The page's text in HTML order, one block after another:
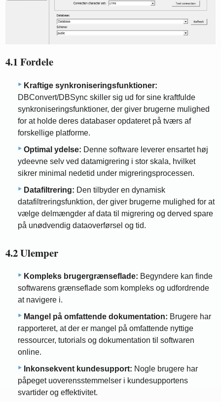
4.1 Fordele
Kraftige synkroniseringsfunktioner:
DBConvert/DBSync skiller sig ud for sine kraftfulde
synkroniseringsfunktioner, der giver brugerne mulighed
for at holde deres databaser opdateret på tværs af
forskellige platforme.
Optimal ydelse: Denne software leverer ensartet høj
ydeevne selv ved datamigrering i stor skala, hvilket
sikrer minimal nedetid under migreringsprocessen.
Datafiltrering: Den tilbyder en dynamisk
datafiltreringsfunktion, der giver brugerne mulighed for at
vælge delmængder af data til migrering og derved spare
på unødvendig dataoverførsel og tid.
4.2 Ulemper
Kompleks brugergrænseflade: Begyndere kan finde
softwarens grænseflade som kompleks og udfordrende
at navigere i.
Mangel på omfattende dokumentation: Brugere har
rapporteret, at der er mangel på omfattende nyttige
ressourcer, tutorials og dokumentation til softwaren
online.
Inkonsekvent kundesupport: Nogle brugere har
påpeget uoverensstemmelser i kundesupportens
svartider og effektivitet.